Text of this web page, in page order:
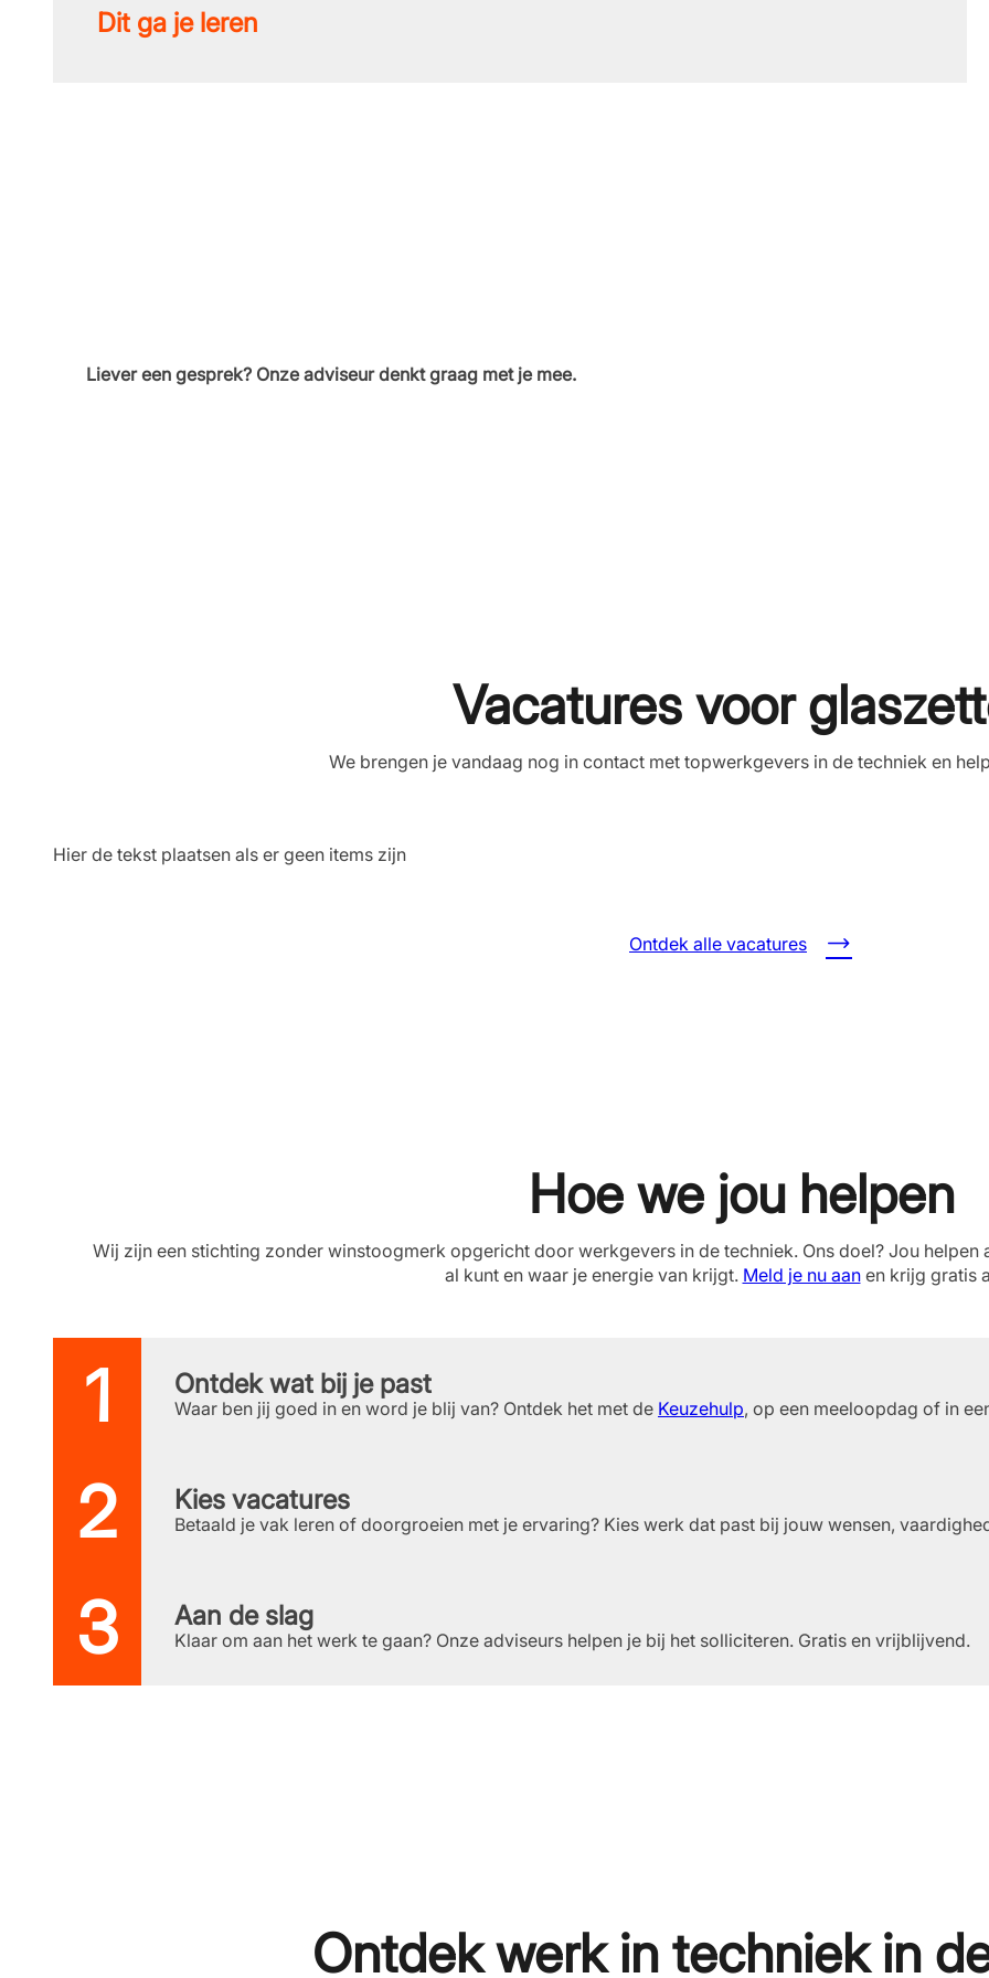
Dit ga je leren
Liever een gesprek? Onze adviseur denkt graag met je mee.
Vacatures voor
We brengen je vandaag nog in contact met topwerkgevers in de techniek en
Hier de tekst plaatsen als er geen items zijn
Ontdek alle vacatures
Hoe we jou helpen
Wij zijn een stichting zonder winstoogmerk opgericht door werkgevers in de techniek. Ons doel? Jou helpen
al kunt en waar je energie van krijgt. Meld je nu aanen krijg gratis
Ontdek wat bij je past
Waar ben jij goed in en word je blij van? Ontdek het met de Keuzehulp, op een meeloopdag of in
Kies vacatures
Betaald je vak leren of doorgroeien met je ervaring? Kies werk dat past bij jouw wensen,
Aan de slag
Klaar om aan het werk te gaan? Onze adviseurs helpen je bij het solliciteren. Gratis en vrijblijvend.
Ontdek werk in techniek in